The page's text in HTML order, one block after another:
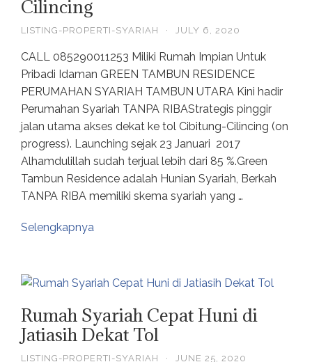
Cilincing
LISTING-PROPERTI-SYARIAH · JULY 6, 2020
CALL 085290011253 Miliki Rumah Impian Untuk
Pribadi Idaman GREEN TAMBUN RESIDENCE
PERUMAHAN SYARIAH TAMBUN UTARA Kini hadir
Perumahan Syariah TANPA RIBAStrategis pinggir
jalan utama akses dekat ke tol Cibitung-Cilincing (on
progress). Launching sejak 23 Januari 2017
Alhamdulillah sudah terjual lebih dari 85 %.Green
Tambun Residence adalah Hunian Syariah, Berkah
TANPA RIBA memiliki skema syariah yang …
Selengkapnya
Rumah Syariah Cepat Huni di
Jatiasih Dekat Tol
LISTING-PROPERTI-SYARIAH · JUNE 25, 2020